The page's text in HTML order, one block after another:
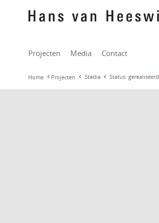
Projecten Media Contact
Home Projecten Stadia Status: gerealiseerd